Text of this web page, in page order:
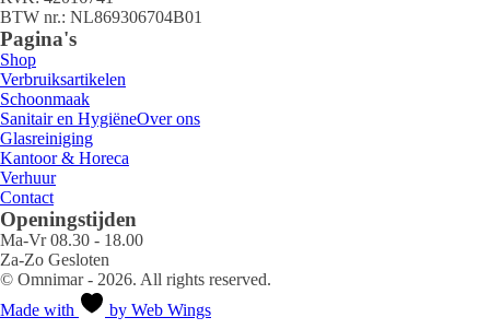
BTW nr.: NL869306704B01
Pagina's
Shop
Verbruiksartikelen
Schoonmaak
Sanitair en HygiëneOver ons
Glasreiniging
Kantoor & Horeca
Verhuur
Contact
Openingstijden
Ma-Vr 08.30 - 18.00
Za-Zo Gesloten
© Omnimar - 2026. All rights reserved.
Made with
by Web Wings